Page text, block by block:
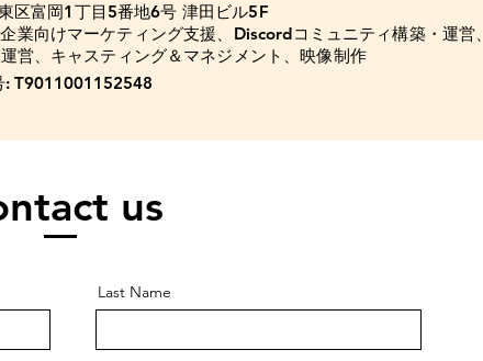
区富岡1丁目5番地6号 津田ビル5F
業向けマーケティング支援、 Discordコミュニティ構築・運営、
営、キャスティング＆マネジメント、映像制作
: T9011001152548
us​
Last Name